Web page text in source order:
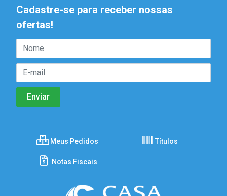
Cadastre-se para receber nossas
ofertas!
Meus Pedidos Títulos
Notas Fiscais